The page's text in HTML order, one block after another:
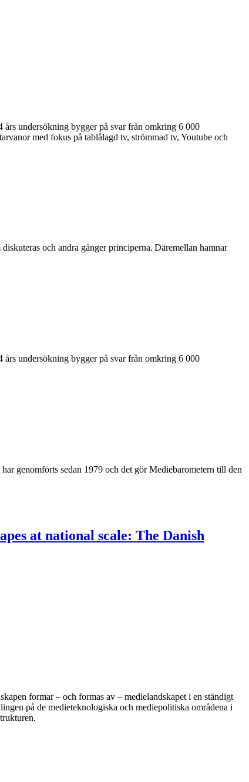
undersökning bygger på svar från omkring 6 000
med fokus på tablålagd tv, strömmad tv, Youtube och
och andra gånger principerna. Däremellan hamnar
undersökning bygger på svar från omkring 6 000
genomförts sedan 1979 och det gör Mediebarometern till den
at national scale: The Danish
formar – och formas av – medielandskapet i en ständigt
på de medieteknologiska och mediepolitiska områdena i